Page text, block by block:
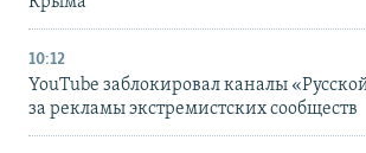
10:12
YouTube заблокировал каналы
за рекламы экстремистских сообществ